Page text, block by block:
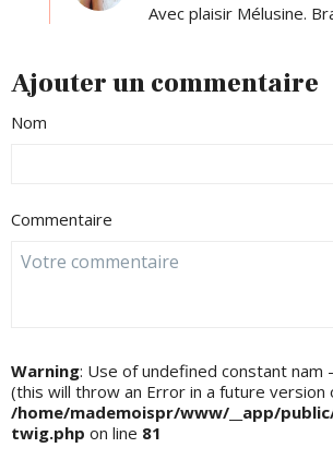
Avec plaisir Mélusine.
Ajouter un commentaire
Nom
Commentaire
Warning: Use of undefined constant nam
(this will throw an Error in a future version
/home/mademoispr/www/__app/
twig.php on line 81